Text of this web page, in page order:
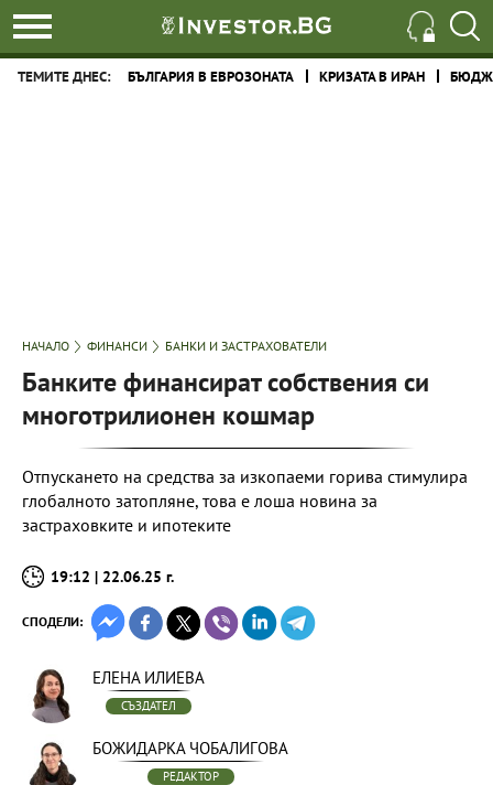
ТЕМИТЕ ДНЕС: БЪЛГАРИЯ В ЕВРОЗОНАТА КРИЗАТА В ИРАН
НАЧАЛО ФИНАНСИ БАНКИ И ЗАСТРАХОВАТЕЛИ
Банките финансират собствения си
многотрилионен кошмар
Отпускането на средства за изкопаеми горива стимулира
глобалното затопляне, това е лоша новина за
застраховките и ипотеките
19:12 | 22.06.25 г.
СПОДЕЛИ:
ЕЛЕНА ИЛИЕВА
СЪЗДАТЕЛ
БОЖИДАРКА ЧОБАЛИГОВА
РЕДАКТОР